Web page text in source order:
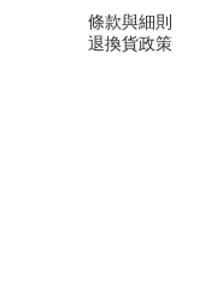
條款與細則
退換貨政策